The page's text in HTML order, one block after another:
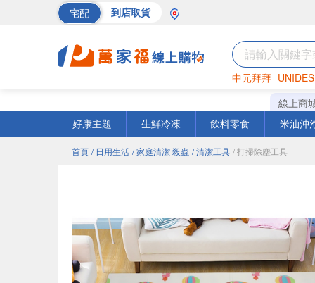
宅配 到店取貨
中元拜拜
罐頭 海苔
線上商
好康主題
生鮮冷凍 飲料零食 米油沖
首頁 / 日用生活 / 家庭清潔 殺蟲 / 清潔工具 / 打掃除塵工具